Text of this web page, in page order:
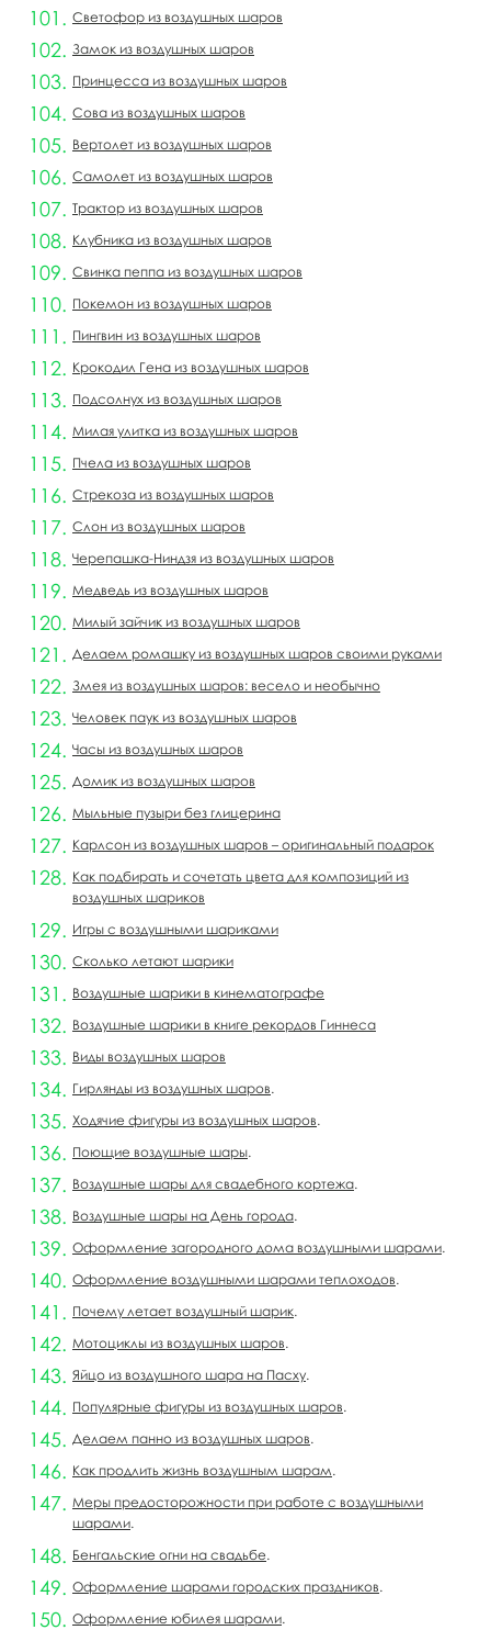
Светофор из воздушных шаров
Замок из воздушных шаров
Принцесса из воздушных шаров
Сова из воздушных шаров
Вертолет из воздушных шаров
Самолет из воздушных шаров
Трактор из воздушных шаров
Клубника из воздушных шаров
Свинка пеппа из воздушных шаров
Покемон из воздушных шаров
Пингвин из воздушных шаров
Крокодил Гена из воздушных шаров
Подсолнух из воздушных шаров
Милая улитка из воздушных шаров
Пчела из воздушных шаров
Стрекоза из воздушных шаров
Слон из воздушных шаров
Черепашка-Ниндзя из воздушных шаров
Медведь из воздушных шаров
Милый зайчик из воздушных шаров
Делаем ромашку из воздушных шаров своими руками
Змея из воздушных шаров: весело и необычно
Человек паук из воздушных шаров
Часы из воздушных шаров
Домик из воздушных шаров
Мыльные пузыри без глицерина
Карлсон из воздушных шаров – оригинальный подарок
Как подбирать и сочетать цвета для композиций из
воздушных шариков
Игры с воздушными шариками
Сколько летают шарики
Воздушные шарики в кинематографе
Воздушные шарики в книге рекордов Гиннеса
Виды воздушных шаров
Гирлянды из воздушных шаров.
Ходячие фигуры из воздушных шаров.
Поющие воздушные шары.
Воздушные шары для свадебного кортежа.
Воздушные шары на День города.
Оформление загородного дома воздушными шарами.
Оформление воздушными шарами теплоходов.
Почему летает воздушный шарик.
Мотоциклы из воздушных шаров.
Яйцо из воздушного шара на Пасху.
Популярные фигуры из воздушных шаров.
Делаем панно из воздушных шаров.
Как продлить жизнь воздушным шарам.
Меры предосторожности при работе с воздушными
шарами.
Бенгальские огни на свадьбе.
Оформление шарами городских праздников.
Оформление юбилея шарами.